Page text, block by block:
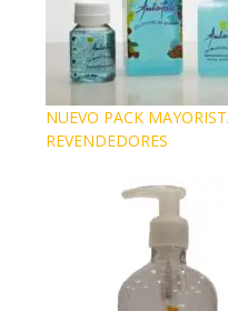
NUEVO PACK
REVENDEDORES